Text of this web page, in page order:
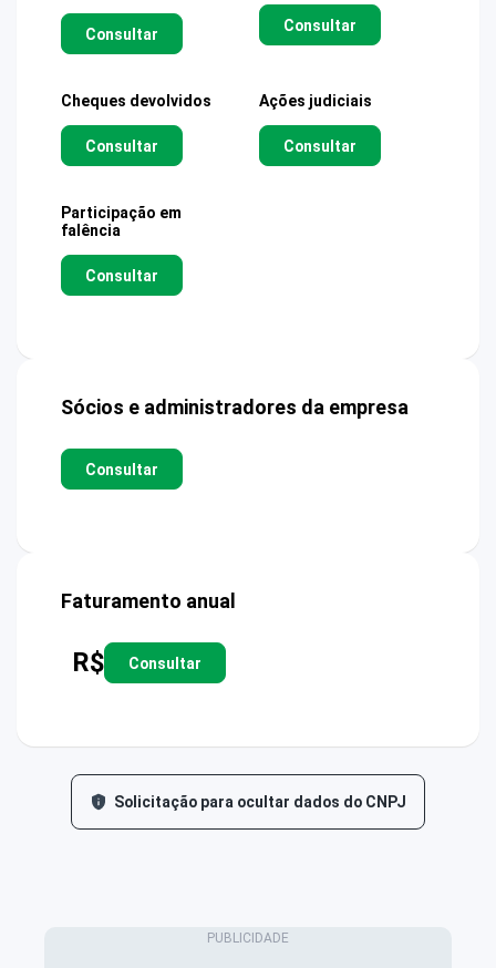
Consultar Consultar
Cheques devolvidos
Consultar
Ações judiciais
Consultar
Participação em
falência
Consultar
Sócios e administradores da empresa
Consultar
Faturamento anual
R$ Consultar
Solicitação para ocultar dados do CNPJ